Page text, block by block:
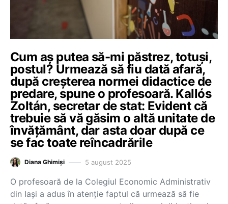
Cum aș putea să-mi păstrez, totuși,
postul? Urmează să fiu dată afară,
după creșterea normei didactice de
predare, spune o profesoară. Kallós
Zoltán, secretar de stat: Evident că
trebuie să vă găsim o altă unitate de
învățământ, dar asta doar după ce
se fac toate reîncadrările
Diana Ghimiși 5 august 2025
O profesoară de la Colegiul Economic Administrativ
din Iași a adus în atenție faptul că urmează să fie